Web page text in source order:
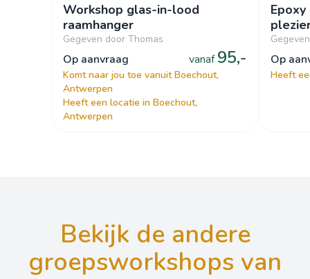
Workshop glas-in-lood
raamhanger
Gegeven door Thomas
op aanvraag vanaf 95,-
Komt naar jou toe vanuit Boechout,
Antwerpen
Heeft een locatie in Boechout,
Antwerpen
op
Heeft
bekijk de andere
groepsworkshops van